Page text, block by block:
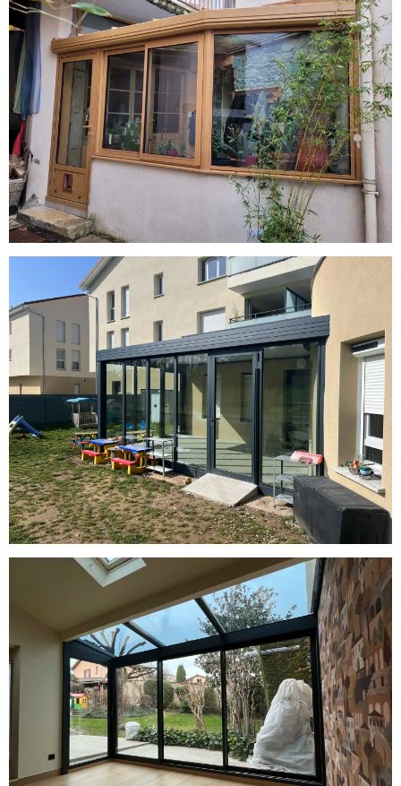
Millery : Intérieur/exterieur d’une
véranda chevron en aluminium par
A2B Concept
Chamagnieu : Véranda toiture plate
avec découpe cintrée par A2B
Concept
Charly : Véranda chevron en
aluminium avec verre anti-effraction
par A2B Concept